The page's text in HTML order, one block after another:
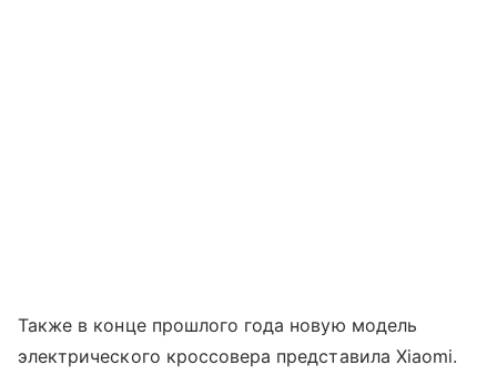
Также в конце прошлого года новую модель
электрического кроссовера представила Xiaomi.